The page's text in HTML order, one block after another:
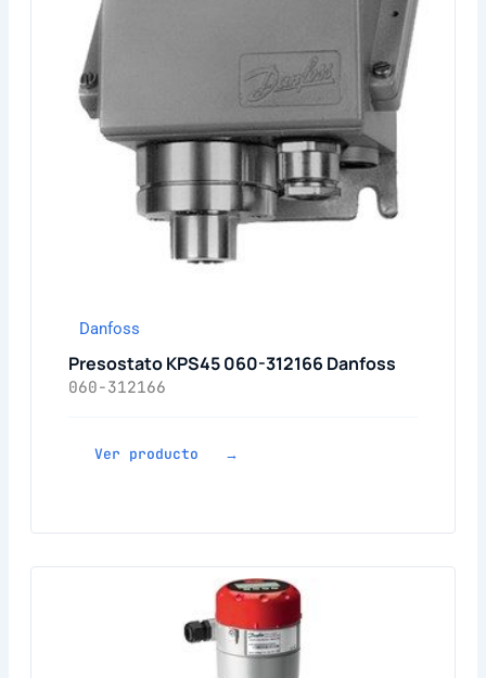
Danfoss
Presostato KPS45 060-312166 Danfoss
060-312166
Ver producto →